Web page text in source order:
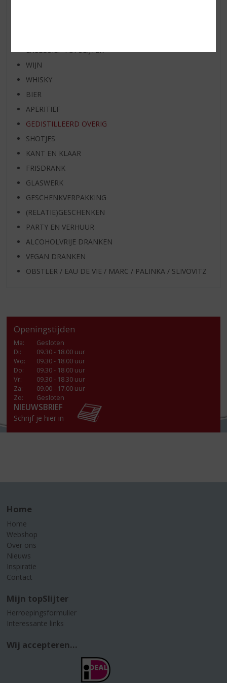
EXCLUSIEF TOPSLIJTER
WIJN
WHISKY
BIER
APERITIEF
GEDISTILLEERD OVERIG
SHOTJES
KANT EN KLAAR
FRISDRANK
GLASWERK
GESCHENKVERPAKKING
(RELATIE)GESCHENKEN
PARTY EN VERHUUR
ALCOHOLVRIJE DRANKEN
VEGAN DRANKEN
OBSTLER / EAU DE VIE / MARC / PALINKA / SLIVOVITZ
Openingstijden
Ma:
Gesloten
Di:
09.30 - 18.00 uur
Wo:
09.30 - 18.00 uur
Do:
09.30 - 18.00 uur
Vr:
09.30 - 18.30 uur
Za:
09.00 - 17.00 uur
Zo:
Gesloten
NIEUWSBRIEF
Schrijf je hier in
Home
Home
Webshop
Over ons
Nieuws
Inspiratie
Contact
Mijn topSlijter
Herroepingsformulier
Interessante links
Wij accepteren...